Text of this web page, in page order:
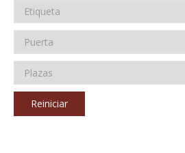
Reiniciar